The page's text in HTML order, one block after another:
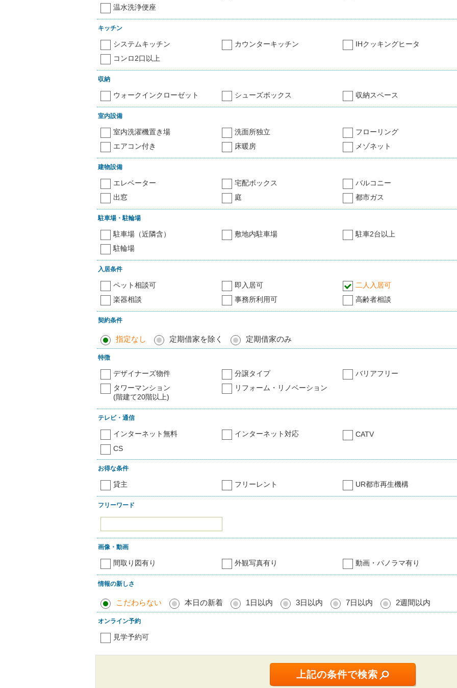
温水洗浄便座
キッチン
システムキッチン カウンターキッチン IHクッキングヒータ
コンロ2口以上
収納
ウォークインクローゼット シューズボックス 収納スペース
室内設備
室内洗濯機置き場 洗面所独立 フローリング
エアコン付き
床暖房 メゾネット
建物設備
エレベーター 宅配ボックス バルコニー
出窓
庭 都市ガス
駐車場・駐輪場
駐車場（近隣含） 敷地内駐車場 駐車2台以上
駐輪場
入居条件
ペット相談可 即入居可 二人入居可
楽器相談
事務所利用可 高齢者相談
契約条件
指定なし 定期借家を除く 定期借家のみ
特徴
デザイナーズ物件 分譲タイプ バリアフリー
タワーマンション
(階建て20階以上)
リフォーム・リノベーション
テレビ・通信
インターネット無料 インターネット対応 CATV
CS
お得な条件
貸主 フリーレント UR都市再生機構
フリーワード
画像・動画
間取り図有り 外観写真有り 動画・パノラマ有り
情報の新しさ
こだわらない 本日の新着 1日以内 3日以内 7日以内 2週間以内
オンライン予約
見学予約可